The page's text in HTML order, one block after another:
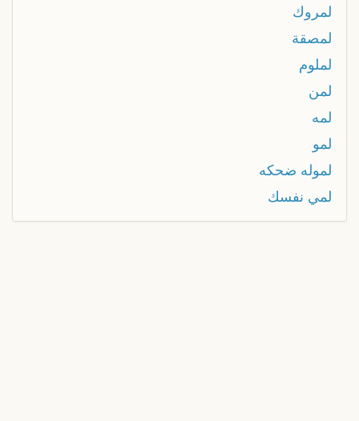
لمروك
لمصقة
لملوم
لمن
لمه
لمو
لموله ضحكه
لمي نفسك